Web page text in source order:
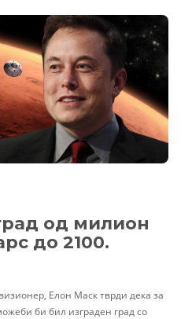
од милион
до 2100.
Елон Маск тврди дека за
би бил изграден град со